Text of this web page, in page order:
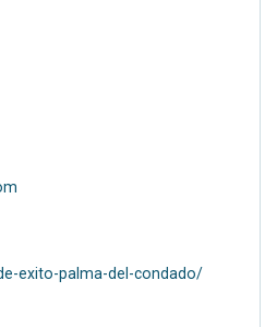
exito-palma-del-condado/